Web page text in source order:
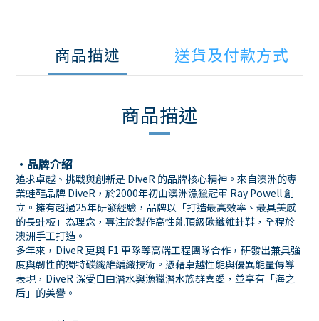
商品描述 送貨及付款方式
商品描述
・品牌介紹
追求卓越、挑戰與創新是 DiveR 的品牌核心精神。來自澳洲的專
業蛙鞋品牌 DiveR，於2000年初由澳洲漁獵冠軍 Ray Powell 創
立。擁有超過25年研發經驗，品牌以「打造最高效率、最具美感
的長蛙板」為理念，專注於製作高性能頂級碳纖維蛙鞋，全程於
澳洲手工打造。
多年來，DiveR 更與 F1 車隊等高端工程團隊合作，研發出兼具強
度與韌性的獨特碳纖維編織技術。憑藉卓越性能與優異能量傳導
表現，DiveR 深受自由潛水與漁獵潛水族群喜愛，並享有「海之
后」的美譽。